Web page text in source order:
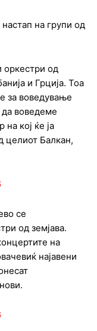
на групи од
оркестри од
и Грција. Тоа
за воведување
да воведеме
кој ќе ја
целиот Балкан,
се
од земјава.
на
најавени